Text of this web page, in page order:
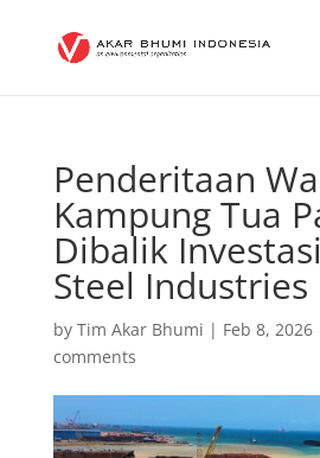
Penderitaan
Kampung Tua
Dibalik
Steel Industries
by Tim Akar Bhumi | Feb 8, 2026
comments